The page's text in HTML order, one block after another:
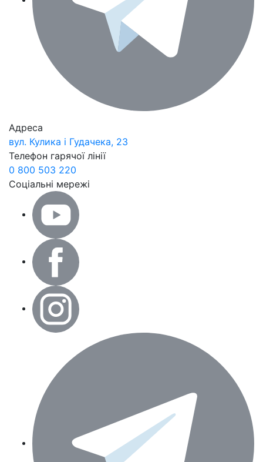
Адреса
вул. Кулика і Гудачека, 23
Телефон гарячої лінії
0 800 503 220
Соціальні мережі